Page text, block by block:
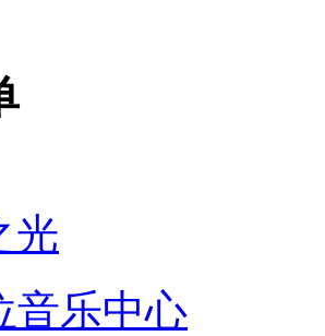
光
音乐中心